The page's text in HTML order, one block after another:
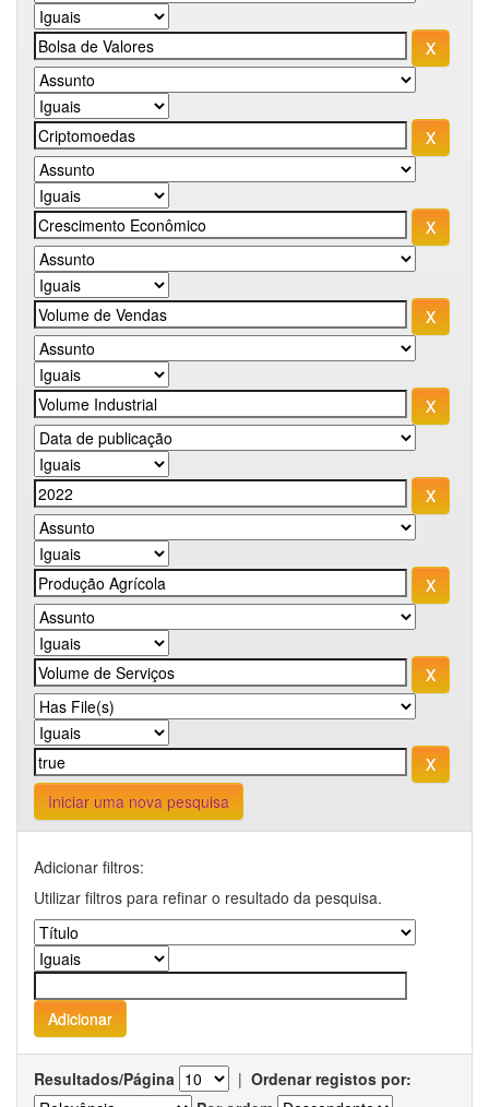
Iniciar uma nova pesquisa
Adicionar filtros:
Utilizar filtros para refinar o resultado da pesquisa.
Resultados/Página | Ordenar registos por: